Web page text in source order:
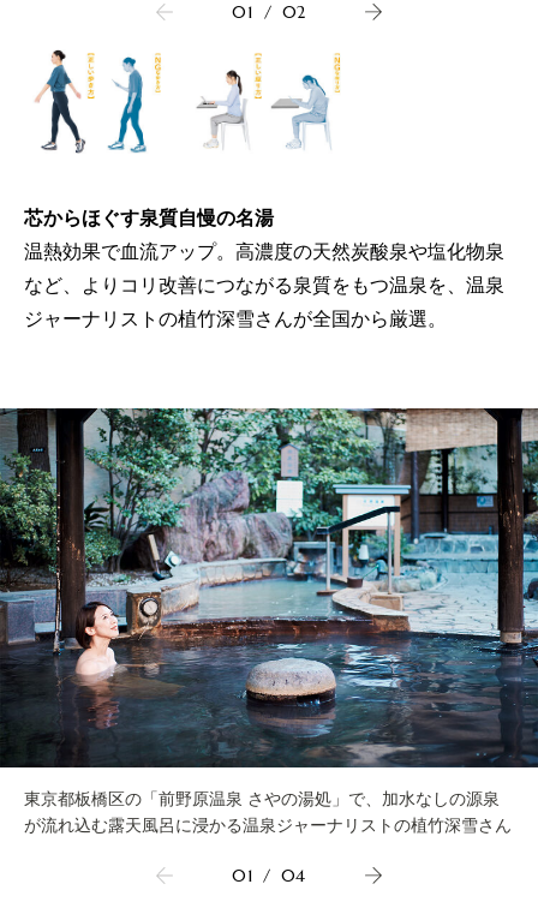
01 / 02
芯からほぐす泉質自慢の名湯
温熱効果で血流アップ。高濃度の天然炭酸泉や塩化物泉
など、よりコリ改善につながる泉質をもつ温泉を、温泉
ジャーナリストの植竹深雪さんが全国から厳選。
東京都板橋区の「前野原温泉 さやの湯処」で、加水なしの源泉
が流れ込む露天風呂に浸かる温泉ジャーナリストの植竹深雪さん
01 / 04